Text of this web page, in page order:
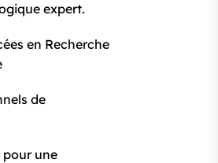
expert.
en Recherche
de
une